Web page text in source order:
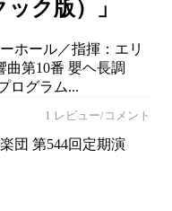
ク版）」
ホール／指揮：エリ
第10番 嬰ヘ長調
ログラム...
1 レビュー/コメント